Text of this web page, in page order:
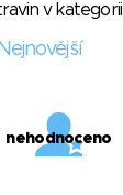
v kategorii
Nejnovější
nehodnoceno